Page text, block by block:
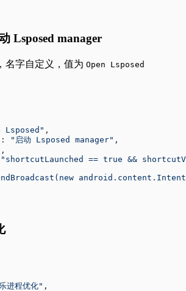
Lsposed manager
名字自定义，值为 Open Lsposed
Lsposed" ,
: "启动 Lsposed manager" ,
,
"shortcutLaunched == true &&
进程优化" ,